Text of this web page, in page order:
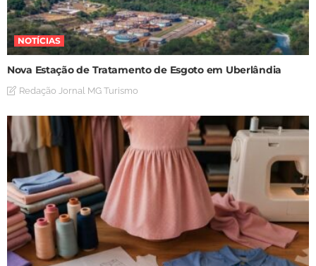
NOTÍCIAS
Nova Estação de Tratamento de Esgoto em Uberlândia
Redação Jornal MG Turismo